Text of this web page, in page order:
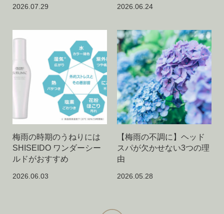
2026.07.29 2026.06.24
梅雨の時期のうねりには
SHISEIDO ワンダーシー
ルドがおすすめ
2026.06.03
【梅雨の不調に】ヘッド
スパが欠かせない3つの理
由
2026.05.28